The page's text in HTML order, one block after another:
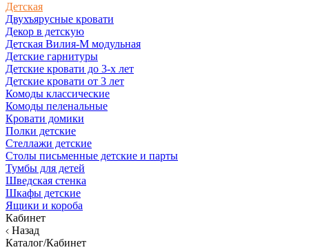
Детская
Двухъярусные кровати
Декор в детскую
Детская Вилия-М модульная
Детские гарнитуры
Детские кровати до 3-х лет
Детские кровати от 3 лет
Комоды классические
Комоды пеленальные
Кровати домики
Полки детские
Стеллажи детские
Столы письменные детские и парты
Тумбы для детей
Шведская стенка
Шкафы детские
Ящики и короба
Кабинет
Назад
Каталог/Кабинет